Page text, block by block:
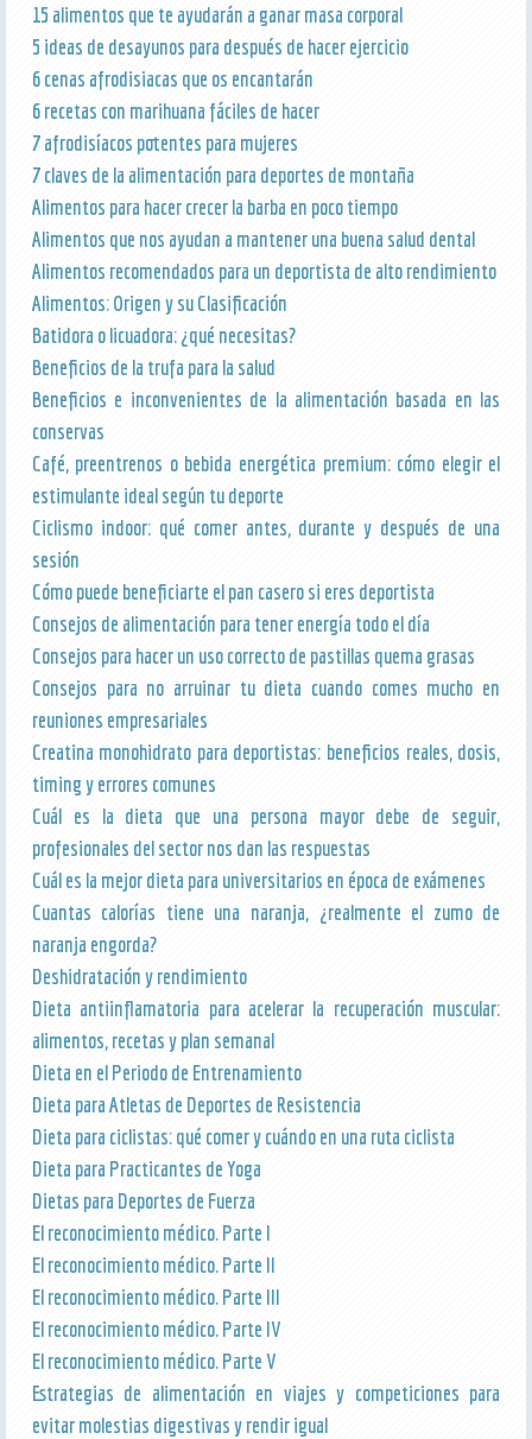
15 alimentos que te ayudarán a ganar masa corporal
5 ideas de desayunos para después de hacer ejercicio
6 cenas afrodisiacas que os encantarán
6 recetas con marihuana fáciles de hacer
7 afrodisíacos potentes para mujeres
7 claves de la alimentación para deportes de montaña
Alimentos para hacer crecer la barba en poco tiempo
Alimentos que nos ayudan a mantener una buena salud dental
Alimentos recomendados para un deportista de alto rendimiento
Alimentos: Origen y su Clasificación
Batidora o licuadora: ¿qué necesitas?
Beneficios de la trufa para la salud
Beneficios e inconvenientes de la alimentación basada en las
conservas
Café, preentrenos o bebida energética premium: cómo elegir el
estimulante ideal según tu deporte
Ciclismo indoor: qué comer antes, durante y después de una
sesión
Cómo puede beneficiarte el pan casero si eres deportista
Consejos de alimentación para tener energía todo el día
Consejos para hacer un uso correcto de pastillas quema grasas
Consejos para no arruinar tu dieta cuando comes mucho en
reuniones empresariales
Creatina monohidrato para deportistas: beneficios reales, dosis,
timing y errores comunes
Cuál es la dieta que una persona mayor debe de seguir,
profesionales del sector nos dan las respuestas
Cuál es la mejor dieta para universitarios en época de exámenes
Cuantas calorías tiene una naranja, ¿realmente el zumo de
naranja engorda?
Deshidratación y rendimiento
Dieta antiinflamatoria para acelerar la recuperación muscular:
alimentos, recetas y plan semanal
Dieta en el Periodo de Entrenamiento
Dieta para Atletas de Deportes de Resistencia
Dieta para ciclistas: qué comer y cuándo en una ruta ciclista
Dieta para Practicantes de Yoga
Dietas para Deportes de Fuerza
El reconocimiento médico. Parte I
El reconocimiento médico. Parte II
El reconocimiento médico. Parte III
El reconocimiento médico. Parte IV
El reconocimiento médico. Parte V
Estrategias de alimentación en viajes y competiciones para
evitar molestias digestivas y rendir igual